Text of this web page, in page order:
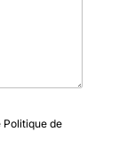
Politique de